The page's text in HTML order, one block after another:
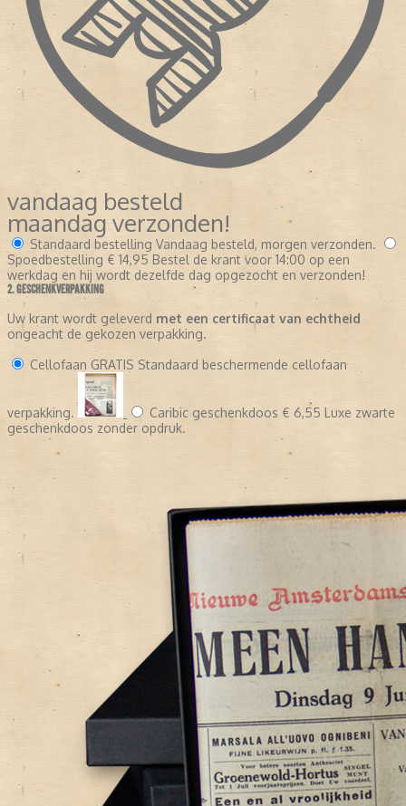
vandaag besteld
maandag verzonden!
Standaard bestelling Vandaag besteld, morgen verzonden.
Spoedbestelling € 14,95 Bestel de krant voor 14:00 op een
werkdag en hij wordt dezelfde dag opgezocht en verzonden!
2. GESCHENKVERPAKKING
Uw krant wordt geleverd met een certificaat van echtheid
ongeacht de gekozen verpakking.
Cellofaan GRATIS Standaard beschermende cellofaan
verpakking. Caribic geschenkdoos € 6,55 Luxe zwarte
geschenkdoos zonder opdruk.